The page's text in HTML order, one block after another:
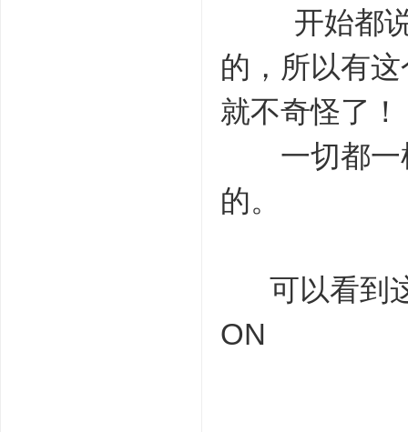
开始都说
的，所以有
就不奇怪了！
一切都一样
的。
可以看到这
ON